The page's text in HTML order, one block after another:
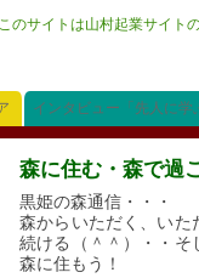
このサイトは山村起業サイト
インタビュー「先人に学
森に住む・森で過
黒姫の森通信・・・
森からいただく、いた
続ける（＾＾）・・そ
森に住もう！